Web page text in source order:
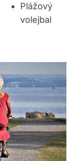
Plážový
volejbal